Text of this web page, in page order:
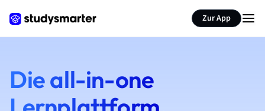
Zur App
Die all-in-one